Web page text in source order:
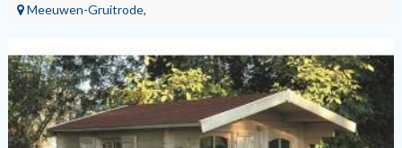
Meeuwen-Gruitrode,